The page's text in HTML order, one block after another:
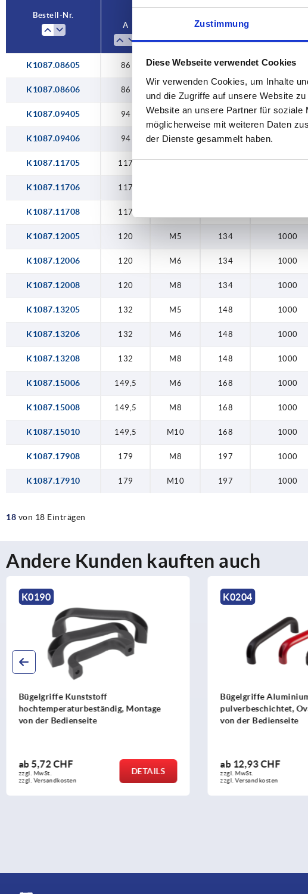
Zustimmung
Diese Webseite verwendet Cookies
Wir verwenden Cookies, um Inhalte
und die Zugriffe auf unsere Website
Website an unsere Partner für soziale
möglicherweise mit weiteren Daten
der Dienste gesammelt haben.
149,5
179
168
Bestell-Nr.
A
L
K1087.08605 86 M5 98,5 1000
K1087.08606 86
K1087.09405 94 M5 106,5 1000
K1087.09406 94 M6 106,5
K1087.11705 117 M5 134 1000
K1087.11706 117
K1087.11708 117
K1087.12005 120 M5 134 1000
K1087.12006 120 M6 134 1000
K1087.12008 120 M8 134 1000
K1087.13205 132 M5 148 1000
K1087.13206 132 M6 148 1000
K1087.13208 132 M8 148 1000
K1087.15006 149,5 M6 168 1000
K1087.15008 149,5 M8 168 1000
K1087.15010 149,5 M10 168 1000
K1087.17908 179 M8 197 1000
K1087.17910 179 M10 197 1000
18 von 18 Einträgen
Andere Kunden kauften auch
K0204
Bügelgriffe Aluminium,
pulverbeschichtet, Ovalprofil, Montage
von der Bedienseite
ab 12,93 CHF
zzgl. MwSt.
zzgl. Versandkosten
DETAILS
K0190
Bügelgriffe Kunststoff
ab 7,43 CHF
zzgl. MwSt.
zzgl. Versandkosten